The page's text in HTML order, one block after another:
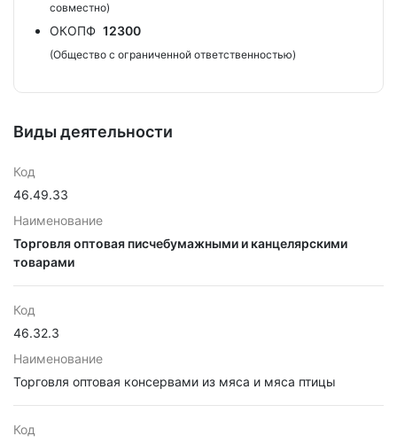
совместно)
ОКОПФ 12300
(Общество с ограниченной ответственностью)
Виды деятельности
Код
46.49.33
Наименование
Торговля оптовая писчебумажными и канцелярскими
товарами
Код
46.32.3
Наименование
Торговля оптовая консервами из мяса и мяса птицы
Код